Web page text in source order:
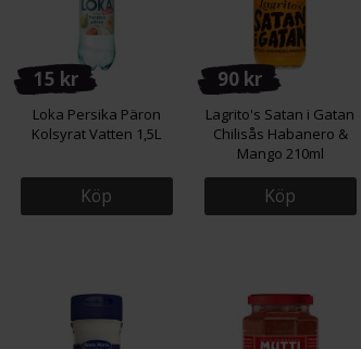
15 kr
Loka Persika Päron
Kolsyrat Vatten 1,5L
Köp
90 kr
Lagrito's Satan i Gatan
Chilisås Habanero &
Mango 210ml
Köp